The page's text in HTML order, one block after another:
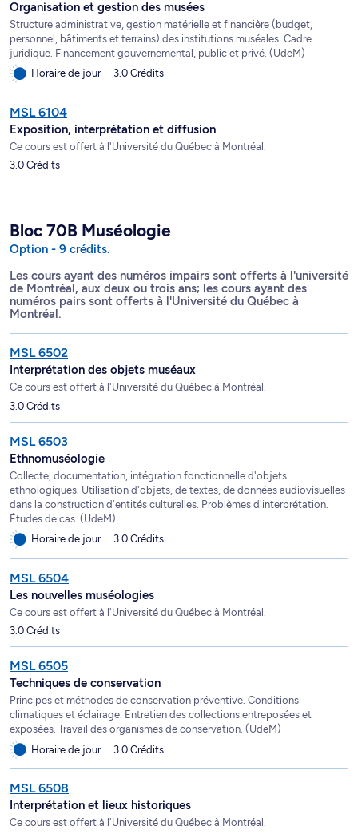
Organisation et gestion des musées
Structure administrative, gestion matérielle et financière (budget,
personnel, bâtiments et terrains) des institutions muséales. Cadre
juridique. Financement gouvernemental, public et privé. (UdeM)
Horaire de jour
3.0 Crédits
MSL 6104
Exposition, interprétation et diffusion
Ce cours est offert à l'Université du Québec à Montréal.
3.0 Crédits
Bloc 70B Muséologie
Option - 9 crédits.
Les cours ayant des numéros impairs sont offerts à l'université
de Montréal, aux deux ou trois ans; les cours ayant des
numéros pairs sont offerts à l'Université du Québec à
Montréal.
MSL 6502
Interprétation des objets muséaux
Ce cours est offert à l'Université du Québec à Montréal.
3.0 Crédits
MSL 6503
Ethnomuséologie
Collecte, documentation, intégration fonctionnelle d'objets
ethnologiques. Utilisation d'objets, de textes, de données audiovisuelles
dans la construction d'entités culturelles. Problèmes d'interprétation.
Études de cas. (UdeM)
Horaire de jour
3.0 Crédits
MSL 6504
Les nouvelles muséologies
Ce cours est offert à l'Université du Québec à Montréal.
3.0 Crédits
MSL 6505
Techniques de conservation
Principes et méthodes de conservation préventive. Conditions
climatiques et éclairage. Entretien des collections entreposées et
exposées. Travail des organismes de conservation. (UdeM)
Horaire de jour
3.0 Crédits
MSL 6508
Interprétation et lieux historiques
Ce cours est offert à l'Université du Québec à Montréal.